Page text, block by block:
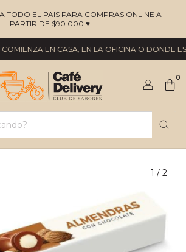
TODO EL PAIS PARA COMPRAS ONLINE A
PARTIR DE $90.000 ♥
EN CASA, EN LA OFICINA O DONDE
0
1 / 2